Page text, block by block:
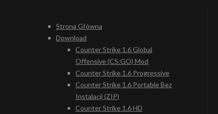
Strona Główna
Download
Counter Strike 1.6 Global
Offensive (CS:GO) Mod
Counter Strike 1.6 Progressive
Counter Strike 1.6 Portable Bez
Instalacji (ZIP)
Counter Strike 1.6 HD